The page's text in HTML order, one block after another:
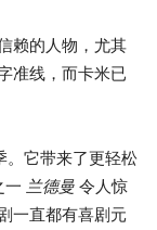
赖的人物，尤其
准线，而卡米已
。它带来了更轻松
一 兰德曼 令人惊
一直都有喜剧元